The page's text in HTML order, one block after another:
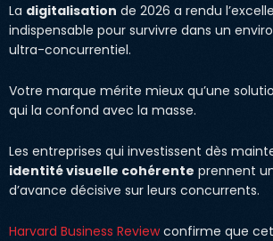
La digitalisation de 2026 a rendu
indispensable pour survivre dans un
ultra-concurrentiel.
Votre marque mérite mieux qu’une
qui la confond avec la masse.
Les entreprises qui investissent dès
identité visuelle cohérente prennent
d’avance décisive sur leurs concurrents.
Harvard Business Reviewconfirme que cet